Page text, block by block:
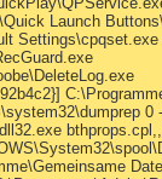
Launch
Settings\cpqset.exe
0